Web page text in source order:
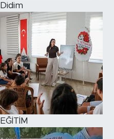
Didim
EĞİTİM